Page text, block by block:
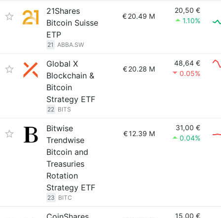
21Shares
Bitcoin Suisse
ETP
21 ABBA.SW
€20.49 M
20,50 €
1.10%
Global X
Blockchain &
Bitcoin
Strategy ETF
22 BITS
€20.28 M
48,64 €
0.05%
Bitwise
Trendwise
Bitcoin and
Treasuries
Rotation
Strategy ETF
23 BITC
€12.39 M
31,00 €
0.04%
15,00 €